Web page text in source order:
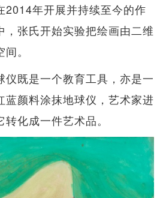
2014年开展并持续至今的作
，张氏开始实验把绘画由二维
。
仪既是一个教育工具，亦是一
蓝颜料涂抹地球仪，艺术家进
化成一件艺术品。